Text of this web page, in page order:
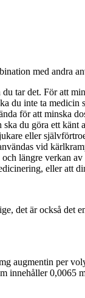
med andra
det. För att
du inte ta
för att minska
du göra ett
eller
vid
längre verkan
eller att
det är också det
augmentin per